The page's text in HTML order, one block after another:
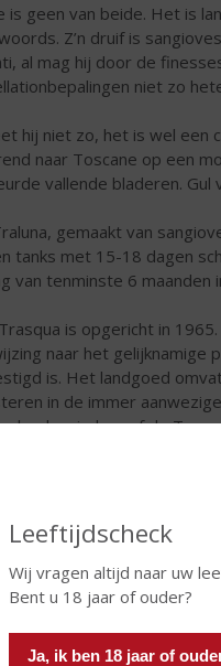
Leeftijdscheck
Wij vragen altijd naar uw
Bent u 18 jaar of ouder?
Ja, ik ben 18 jaar of
is geen van beide. Het is
Z’n druif is
al mag hij door de
niet zo
hij niet zo, het is wel een
naar Toscane op een
vallende bladeren.
gemaakt van
tanks met 15-18 dagen
van tenminste 6 maanden
is opgericht in
naar het gelijknamige
is. Het landgoed
in de immer
wind vanaf de
Hamersma beoordeling: